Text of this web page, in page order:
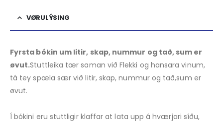
VØRULÝSING
Fyrsta bókin um litir, skap, nummur og tað, sum er
øvut.Stuttleika tær saman við Flekki og hansara vinum,
tá tey spæla sær við litir, skap, nummur og tað,sum er
øvut.
Í bókini eru stuttligir klaffar at lata upp á hværjari síðu,